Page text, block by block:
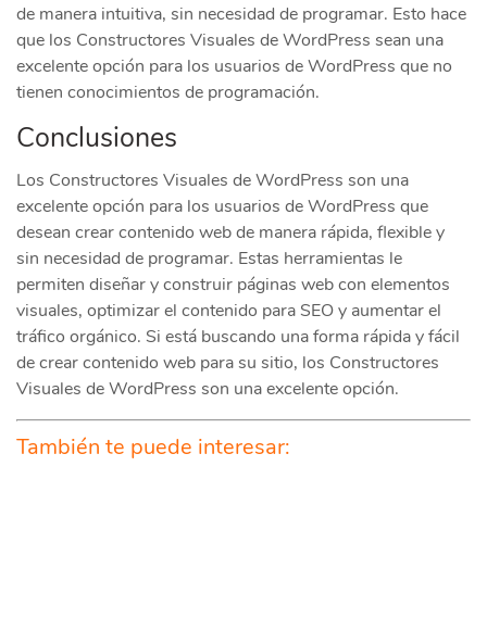
de manera intuitiva, sin necesidad de programar. Esto hace
que los Constructores Visuales de WordPress sean una
excelente opción para los usuarios de WordPress que no
tienen conocimientos de programación.
Conclusiones
Los Constructores Visuales de WordPress son una
excelente opción para los usuarios de WordPress que
desean crear contenido web de manera rápida, flexible y
sin necesidad de programar. Estas herramientas le
permiten diseñar y construir páginas web con elementos
visuales, optimizar el contenido para SEO y aumentar el
tráfico orgánico. Si está buscando una forma rápida y fácil
de crear contenido web para su sitio, los Constructores
Visuales de WordPress son una excelente opción.
También te puede interesar: